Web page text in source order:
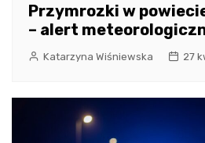
Przymrozki w
– alert
Katarzyna Wiśniewska 27